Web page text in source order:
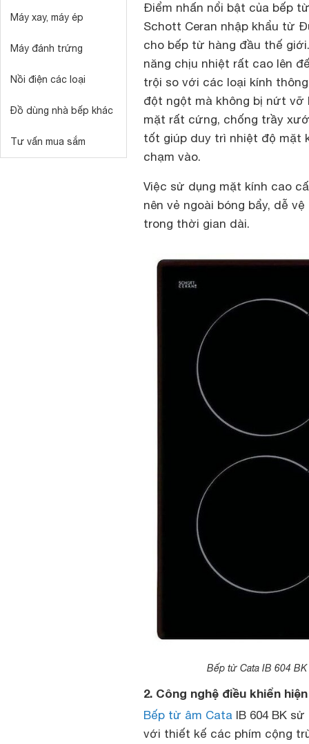
Máy xay, máy ép
Máy đánh trứng
Nồi điện các loại
Đồ dùng nhà bếp khác
Tư vấn mua sắm
Điểm nhấn nổi bật của bếp
Schott Ceran nhập khẩu từ
cho bếp từ hàng đầu thế
năng chịu nhiệt rất cao lên
trội so với các loại kính
đột ngột mà không bị nứt vỡ
mặt rất cứng, chống trầy
tốt giúp duy trì nhiệt độ mặt
chạm vào.
Việc sử dụng mặt kính cao
nên vẻ ngoài bóng bẩy, dễ
trong thời gian dài.
Bếp từ Cata IB 604
2. Công nghệ điều khiển
Bếp từ âm Cata IB 604 BK
với thiết kế các phím cộng